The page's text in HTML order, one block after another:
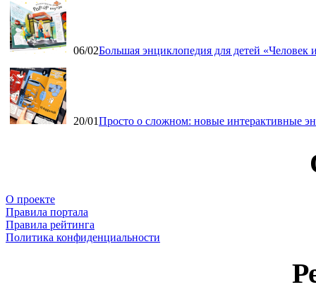
06/02Большая энциклопедия для детей
20/01Просто о сложном: новые интерактивные
О проекте
Правила портала
Правила рейтинга
Политика конфиденциальности